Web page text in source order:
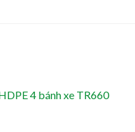
4 bánh xe TR660